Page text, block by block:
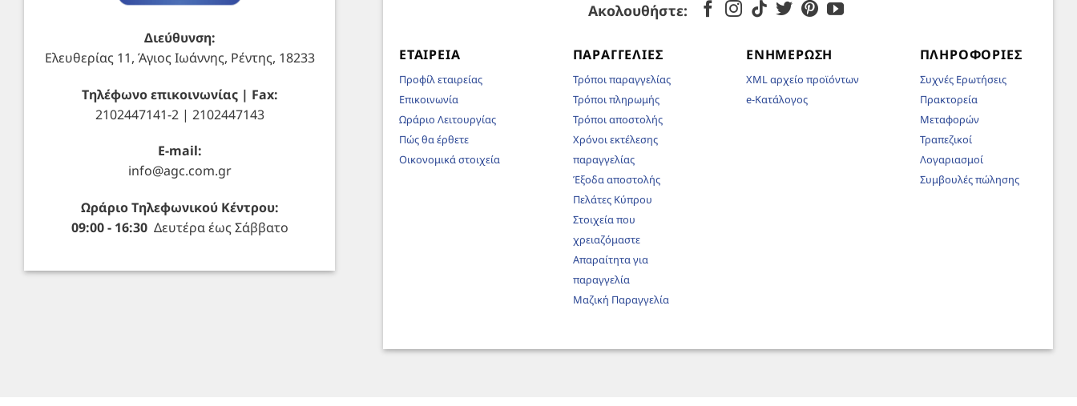
Διεύθυνση:
Ελευθερίας 11, Άγιος Ιωάννης, Ρέντης, 18233
Τηλέφωνο επικοινωνίας | Fax:
2102447141-2 | 2102447143
E-mail:
info@agc.com.gr
Ωράριο Τηλεφωνικού Κέντρου:
09:00 - 16:30Δευτέρα έως Σάββατο
Ακολουθήστε:
ΕΤΑΙΡΕΊΑ
Προφίλ εταιρείας
Επικοινωνία
Ωράριο Λειτουργίας
Πώς θα έρθετε
Οικονομικά στοιχεία
ΠΑΡΑΓΓΕΛΊΕΣ
Τρόποι παραγγελίας
Τρόποι πληρωμής
Τρόποι αποστολής
Χρόνοι εκτέλεσης
παραγγελίας
Έξοδα αποστολής
Πελάτες Κύπρου
Στοιχεία που
χρειαζόμαστε
Απαραίτητα για
παραγγελία
Μαζική Παραγγελία
ΕΝΗΜΈΡΩΣΗ
XML αρχείο προϊόντων
e-Κατάλογος
ΠΛΗΡΟΦΟΡΊΕΣ
Συχνές Ερωτήσεις
Πρακτορεία
Μεταφορών
Τραπεζικοί
Λογαριασμοί
Συμβουλές πώλησης